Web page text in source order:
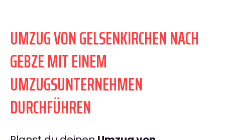
UMZUG VON GELSENKIRCHEN NACH
GEBZE MIT EINEM
UMZUGSUNTERNEHMEN
DURCHFÜHREN